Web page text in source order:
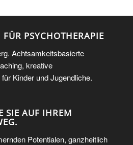
PSYCHOTHERAPIE
Achtsamkeitsbasierte
kreative
Kinder und Jugendliche.
SIE AUF IHREM
Potentialen, ganzheitlich